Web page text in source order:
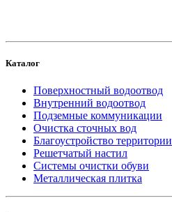
Каталог
Поверхностный водоотвод
Внутренний водоотвод
Подземные коммуникации
Очистка сточных вод
Благоустройство территории
Решетчатый настил
Системы очистки обуви
Металлическая плитка